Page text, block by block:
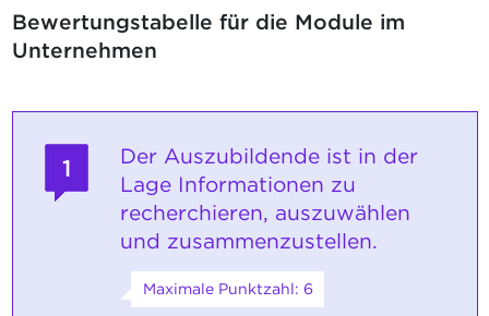
Bewertungstabelle für die Module im
Unternehmen
1
Der Auszubildende ist in der
Lage Informationen zu
recherchieren, auszuwählen
und zusammenzustellen.
Maximale Punktzahl: 6